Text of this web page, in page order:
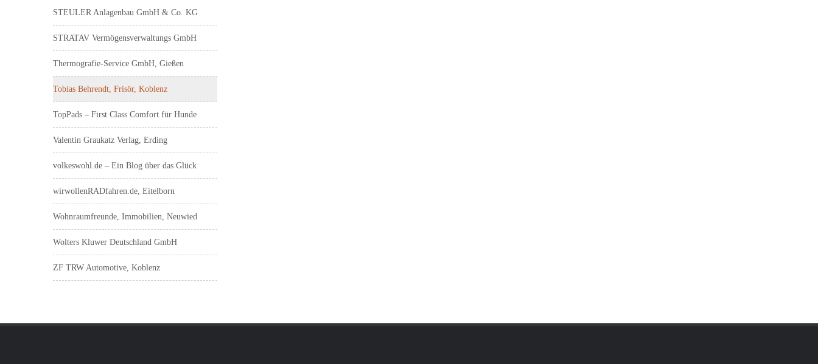
STEULER Anlagenbau GmbH & Co. KG
STRATAV Vermögensverwaltungs GmbH
Thermografie-Service GmbH, Gießen
Tobias Behrendt, Frisör, Koblenz
TopPads – First Class Comfort für Hunde
Valentin Graukatz Verlag, Erding
volkeswohl.de – Ein Blog über das Glück
wirwollenRADfahren.de, Eitelborn
Wohnraumfreunde, Immobilien, Neuwied
Wolters Kluwer Deutschland GmbH
ZF TRW Automotive, Koblenz